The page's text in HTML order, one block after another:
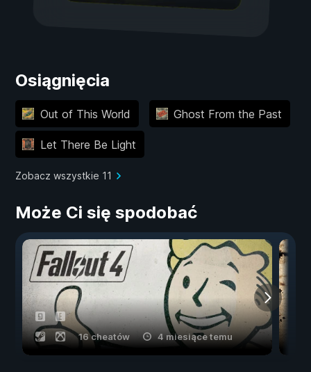
Osiągnięcia
Out of This World Ghost From the Past
Let There Be Light
Zobacz wszystkie 11
Może Ci się spodobać
16 cheatów 4 miesiące temu